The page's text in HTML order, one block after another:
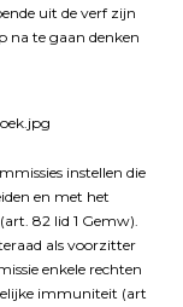
uit de verf zijn
na te gaan denken
instellen die
en met het
82 lid 1 Gemw).
als voorzitter
enkele rechten
immuniteit (art